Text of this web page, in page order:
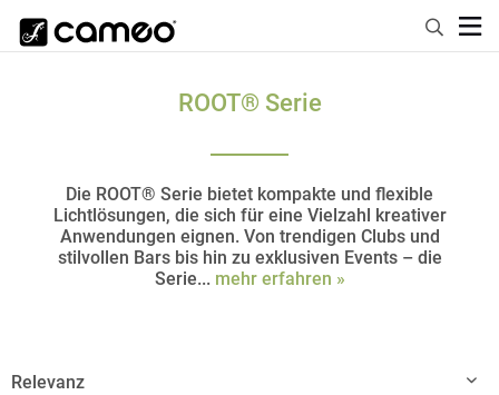
ROOT® Serie
Die ROOT® Serie bietet kompakte und flexible
Lichtlösungen, die sich für eine Vielzahl kreativer
Anwendungen eignen. Von trendigen Clubs und
stilvollen Bars bis hin zu exklusiven Events – die
Serie... mehr erfahren »